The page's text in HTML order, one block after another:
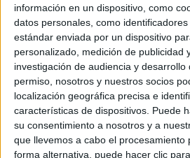
información en un dispositivo, como
datos personales, como
estándar enviada por un dispositivo
personalizado, medición de publicidad
investigación de audiencia y desarrollo
permiso, nosotros y nuestros socios
localización geográfica precisa e
características de dispositivos. Puede
su consentimiento a nosotros y a
que llevemos a cabo el procesamiento
forma alternativa, puede hacer clic
Escribe aquí las dudas o
respondieran: plazos de
disponibles…:
Acepto lostérminos y
privacidad :*